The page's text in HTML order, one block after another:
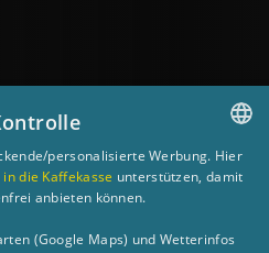
GERMAN
personalisierte Werbung. Hier
in die Kaffekasse unterstützen, damit
anbieten können.
(Google Maps) und Wetterinfos